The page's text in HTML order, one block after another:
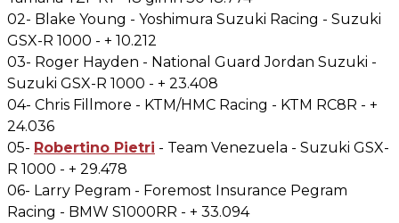
02- Blake Young - Yoshimura Suzuki Racing - Suzuki
GSX-R 1000 - + 10.212
03- Roger Hayden - National Guard Jordan Suzuki -
Suzuki GSX-R 1000 - + 23.408
04- Chris Fillmore - KTM/HMC Racing - KTM RC8R - +
24.036
05- Robertino Pietri - Team Venezuela - Suzuki GSX-
R 1000 - + 29.478
06- Larry Pegram - Foremost Insurance Pegram
Racing - BMW S1000RR - + 33.094